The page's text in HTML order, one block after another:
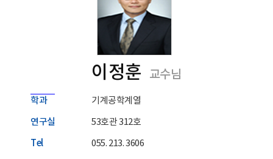
이정훈 교수님
학과 기계공학계열
연구실 53호관 312호
Tel 055. 213. 3606